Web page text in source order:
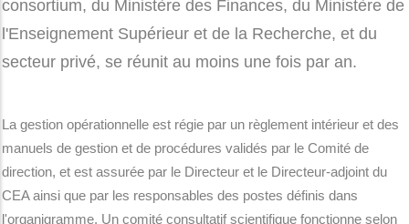
consortium, du Ministère des Finances, du Ministère de
l'Enseignement Supérieur et de la Recherche, et du
secteur privé, se réunit au moins une fois par an.
La gestion opérationnelle est régie par un règlement intérieur et des
manuels de gestion et de procédures validés par le Comité de
direction, et est assurée par le Directeur et le Directeur-adjoint du
CEA ainsi que par les responsables des postes définis dans